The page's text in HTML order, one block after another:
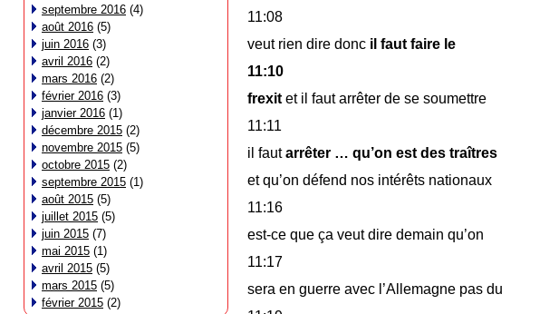
septembre 2016 (4)
août 2016 (5)
juin 2016 (3)
avril 2016 (2)
mars 2016 (2)
février 2016 (3)
janvier 2016 (1)
décembre 2015 (2)
novembre 2015 (5)
octobre 2015 (2)
septembre 2015 (1)
août 2015 (5)
juillet 2015 (5)
juin 2015 (7)
mai 2015 (1)
avril 2015 (5)
mars 2015 (5)
février 2015 (2)
11:08
veut rien dire donc il faut faire le
11:10
frexit et il faut arrêter de se soumettre
11:11
il fautarrêter … qu’on est des traîtres
et qu’on défend nos intérêts nationaux
11:16
est-ce que ça veut dire demain qu’on
11:17
sera en guerre avec l’Allemagne pas du